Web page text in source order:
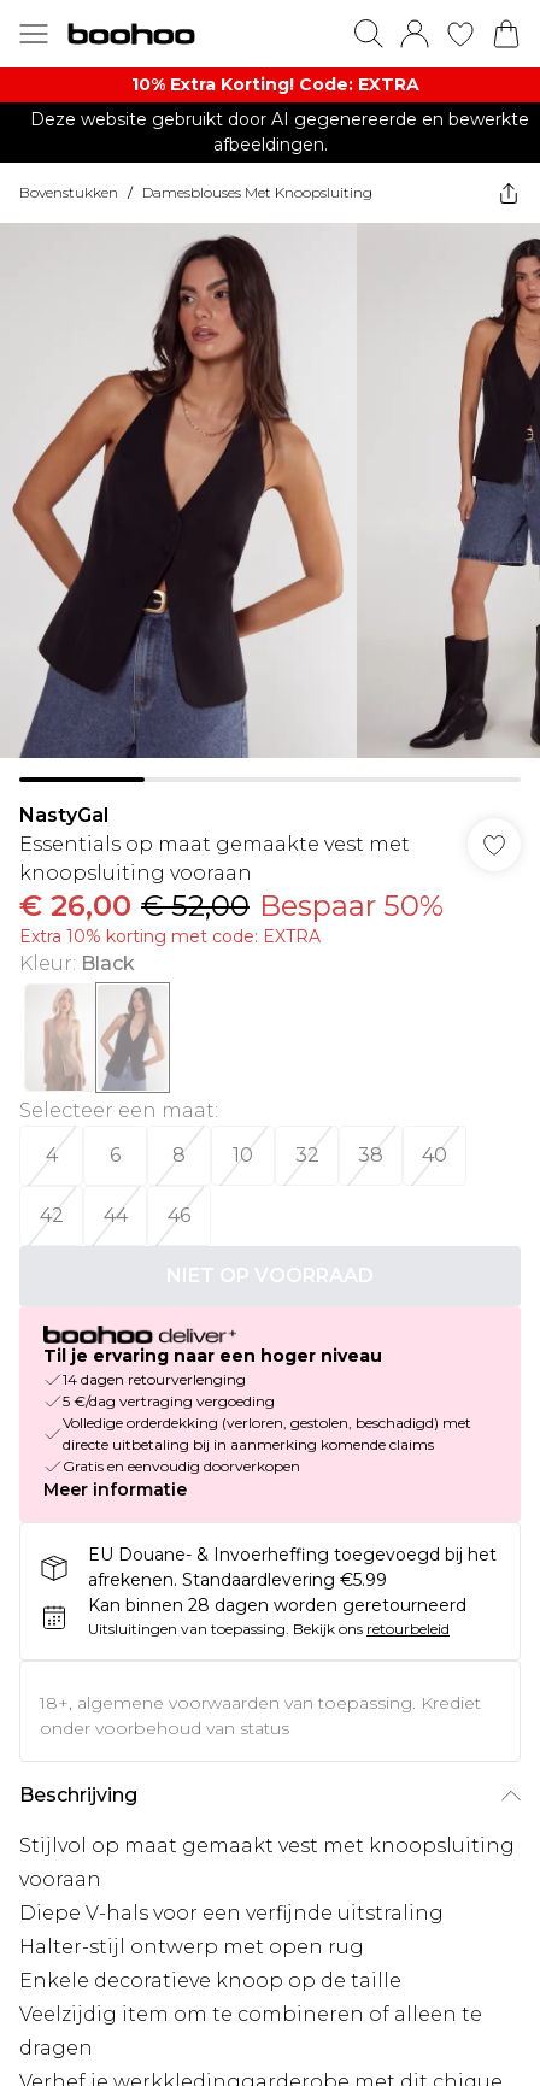
10% Extra Korting! Code: EXTRA​
Deze website gebruikt door AI gegenereerde en bewerkte
afbeeldingen.
Bovenstukken / Damesblouses Met Knoopsluiting
NastyGal
Essentials op maat gemaakte vest met
knoopsluiting vooraan
€ 26,00 € 52,00 Bespaar 50%
Extra 10% korting met code: EXTRA
Kleur: Black
Selecteer een maat:
4
6 8 10 32 38 40
42 44 46
NIET OP VOORRAAD
Til je ervaring naar een hoger niveau
14 dagen retourverlenging
5 €/dag vertraging vergoeding
Volledige orderdekking (verloren, gestolen, beschadigd) met
directe uitbetaling bij in aanmerking komende claims
Gratis en eenvoudig doorverkopen
Meer informatie
EU Douane- & Invoerheffing toegevoegd bij het
afrekenen. Standaardlevering €5.99
Kan binnen 28 dagen worden geretourneerd
Uitsluitingen van toepassing. Bekijk ons retourbeleid
18+, algemene voorwaarden van toepassing. Krediet
onder voorbehoud van status
Beschrijving
Stijlvol op maat gemaakt vest met knoopsluiting
vooraan
Diepe V-hals voor een verfijnde uitstraling
Halter-stijl ontwerp met open rug
Enkele decoratieve knoop op de taille
Veelzijdig item om te combineren of alleen te
dragen